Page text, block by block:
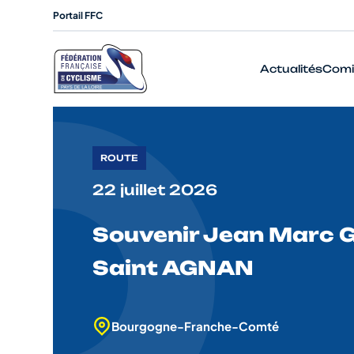
Portail FFC
Actualités
ROUTE
22 juillet 2026
Souvenir Jean Marc
Saint AGNAN
Bourgogne-Franche-Comté